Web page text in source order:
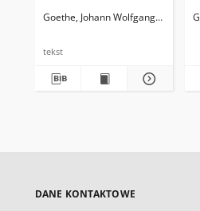
Goethe, Johann Wolfgang von
tekst
DANE KONTAKTOWE